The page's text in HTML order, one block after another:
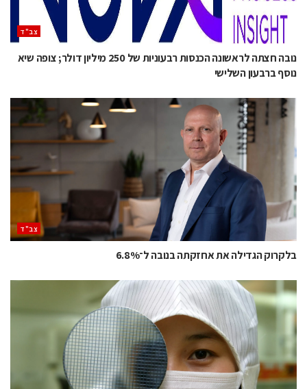
‫צב"ד‬
נובה חצתה לראשונה הכנסות רבעוניות של 250 מיליון דולר; צופה שיא
נוסף ברבעון השלישי
‫צב"ד‬
בלקרוק הגדילה את אחזקתה בנובה ל־6.8%